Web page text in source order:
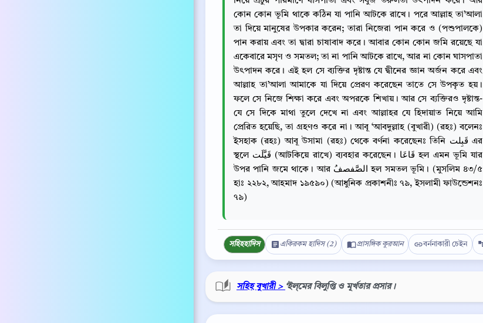
কোন কোন ভূমি থাকে কঠিন যা পানি আটকে রাখে। পরে আল্লাহ তা’আলা
তা দিয়ে মানুষের উপকার করেন; তারা নিজেরা পান করে ও (পশুপালকে)
পান করায় এবং তা দ্বারা চাষাবাদ করে। আবার কোন কোন জমি রয়েছে যা
একেবারে মসৃণ ও সমতল; তা না পানি আটকে রাখে, আর না কোন ঘাসপাতা
উৎপাদন করে। এই হল সে ব্যক্তির দৃষ্টান্ত যে দ্বীনের জ্ঞান অর্জন করে এবং
আল্লাহ তা’আলা আমাকে যা দিয়ে প্রেরণ করেছেন তাতে সে উপকৃত হয়।
ফলে সে নিজে শিক্ষা করে এবং অপরকে শিখায়। আর সে ব্যক্তিরও দৃষ্টান্ত-
যে সে দিকে মাথা তুলে দেখে না এবং আল্লাহর যে হিদায়াত নিয়ে আমি
প্রেরিত হয়েছি, তা গ্রহণও করে না। আবূ ‘আবদুল্লাহ (বুখারী) (রহঃ) বলেনঃ
ইসহাক (রহঃ) আবূ উসামা (রহঃ) থেকে বর্ণনা করেছেনঃ তিনি قَبِلت এর
স্থলে قَيَّلَت (আটকিয়ে রাখে) ব্যবহার করেছেন। قَاعَا হল এমন ভূমি যার
উপর পানি জমে থাকে। আর الصَّفصفُ হল সমতল ভূমি। (মুসলিম ৪৩/৫
হাঃ ২২৮২, আহমাদ ১৯৫৯০) (আধুনিক প্রকাশনীঃ ৭৯, ইসলামী ফাউন্ডেশনঃ
৭৯)
সহিহহাদিস একিরকম হাদিস (2) প্রাসঙ্গিক কুরআন বর্ননাকারী চেইন
সহিহ বুখারী > ‘ইল্‌মের বিলুপ্তি ও মূর্খতার প্রসার।
Copy